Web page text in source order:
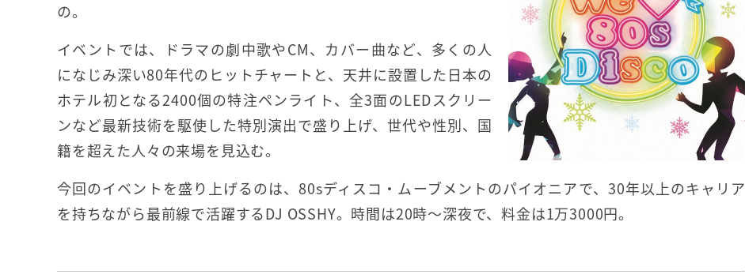
の。
イベントでは、ドラマの劇中歌やCM、カバー曲など、多くの人
になじみ深い80年代のヒットチャートと、天井に設置した日本の
ホテル初となる2400個の特注ペンライト、全3面のLEDスクリー
ンなど最新技術を駆使した特別演出で盛り上げ、世代や性別、国
籍を超えた人々の来場を見込む。
今回のイベントを盛り上げるのは、80sディスコ・ムーブメントのパイオニアで、30年以上のキャリア
を持ちながら最前線で活躍するDJ OSSHY。時間は20時～深夜で、料金は1万3000円。